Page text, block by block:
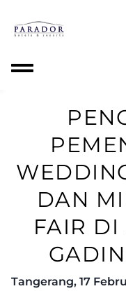
DAN
FAIR DI
Tangerang, 17